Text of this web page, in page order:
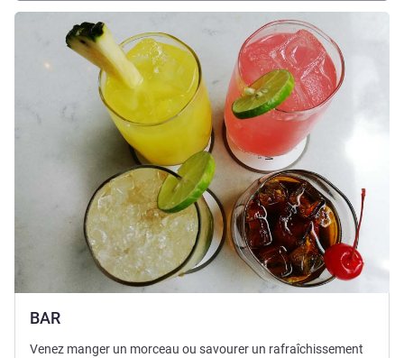
BAR
Voir les détails
Venez manger un morceau ou savourer un rafraîchissement